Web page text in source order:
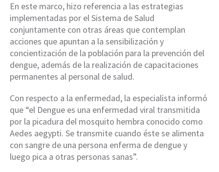
En este marco, hizo referencia a las estrategias
implementadas por el Sistema de Salud
conjuntamente con otras áreas que contemplan
acciones que apuntan a la sensibilización y
concientización de la población para la prevención del
dengue, además de la realización de capacitaciones
permanentes al personal de salud.
Con respecto a la enfermedad, la especialista informó
que “el Dengue es una enfermedad viral transmitida
por la picadura del mosquito hembra conocido como
Aedes aegypti. Se transmite cuando éste se alimenta
con sangre de una persona enferma de dengue y
luego pica a otras personas sanas”.